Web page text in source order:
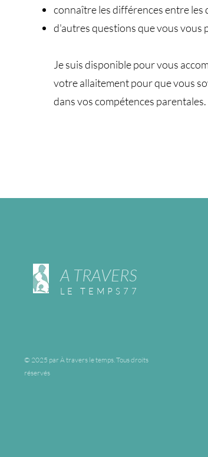
connaître les différences entre
d'autres questions que vous vous
Je suis disponible pour vous
votre allaitement pour que vous
dans vos compétences parentales.
LE TEMPS77
A TRAVERS
© 2025 par À travers le temps. Tous droits
réservés